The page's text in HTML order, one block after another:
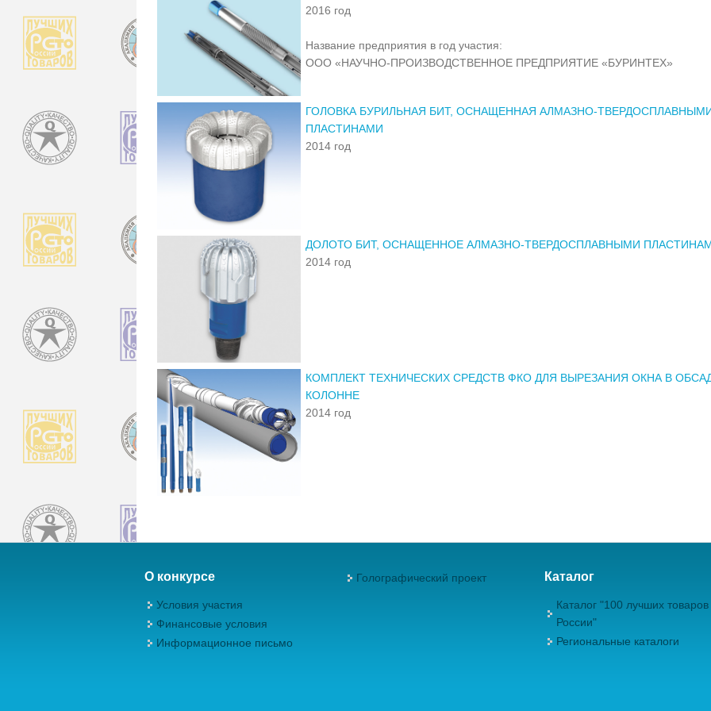
2016 год
Название предприятия в год участия:
ООО «НАУЧНО-ПРОИЗВОДСТВЕННОЕ ПРЕДПРИЯТИЕ «БУРИНТЕХ»
ГОЛОВКА БУРИЛЬНАЯ БИТ, ОСНАЩЕННАЯ АЛМАЗНО-
ПЛАСТИНАМИ
2014 год
ДОЛОТО БИТ, ОСНАЩЕННОЕ АЛМАЗНО-ТВЕРДОСПЛАВНЫМИ
2014 год
КОМПЛЕКТ ТЕХНИЧЕСКИХ СРЕДСТВ ФКО ДЛЯ ВЫРЕЗАНИЯ ОКНА В
КОЛОННЕ
2014 год
О конкурсе
Условия участия
Финансовые условия
Информационное письмо
Голографический проект Каталог
Каталог "100 лучших товаров
России"
Региональные каталоги